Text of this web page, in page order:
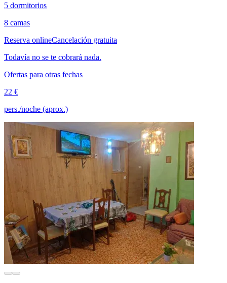
5 dormitorios
8 camas
Reserva onlineCancelación gratuita
Todavía no se te cobrará nada.
Ofertas para otras fechas
22 €
pers./noche (aprox.)